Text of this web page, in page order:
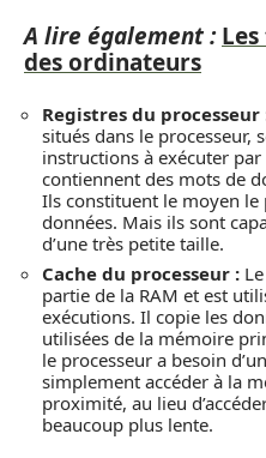
A lire également :
des ordinateurs
Registres du processeur
situés dans le processeur,
instructions à exécuter
contiennent des mots de
Ils constituent le moyen le
données. Mais ils sont
d’une très petite taille.
Cache du processeur :
partie de la RAM et est
exécutions. Il copie les
utilisées de la mémoire
le processeur a besoin
simplement accéder à la
proximité, au lieu
beaucoup plus lente.